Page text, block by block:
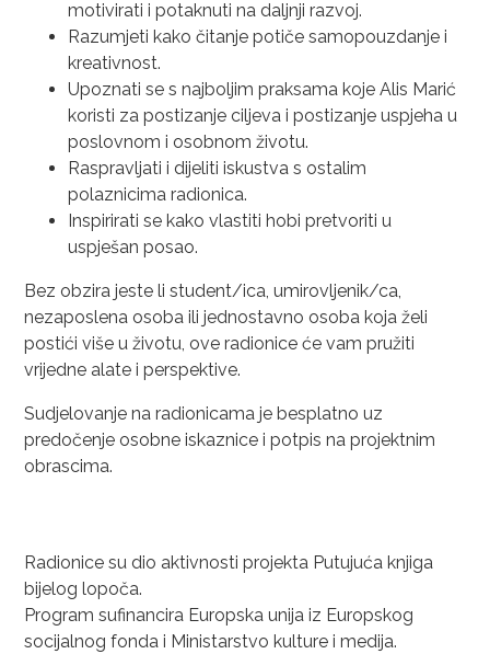
motivirati i potaknuti na daljnji razvoj.
Razumjeti kako čitanje potiče samopouzdanje i
kreativnost.
Upoznati se s najboljim praksama koje Alis Marić
koristi za postizanje ciljeva i postizanje uspjeha u
poslovnom i osobnom životu.
Raspravljati i dijeliti iskustva s ostalim
polaznicima radionica.
Inspirirati se kako vlastiti hobi pretvoriti u
uspješan posao.
Bez obzira jeste li student/ica, umirovljenik/ca,
nezaposlena osoba ili jednostavno osoba koja želi
postići više u životu, ove radionice će vam pružiti
vrijedne alate i perspektive.
Sudjelovanje na radionicama je besplatno uz
predočenje osobne iskaznice i potpis na projektnim
obrascima.
Radionice su dio aktivnosti projekta Putujuća knjiga
bijelog lopoča.
Program sufinancira Europska unija iz Europskog
socijalnog fonda i Ministarstvo kulture i medija.